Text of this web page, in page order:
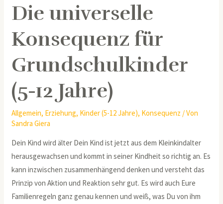
Die universelle
Konsequenz für
Grundschulkinder
(5-12 Jahre)
Allgemein, Erziehung, Kinder (5-12 Jahre), Konsequenz / Von
Sandra Giera
Dein Kind wird älter Dein Kind ist jetzt aus dem Kleinkindalter
herausgewachsen und kommt in seiner Kindheit so richtig an. Es
kann inzwischen zusammenhängend denken und versteht das
Prinzip von Aktion und Reaktion sehr gut. Es wird auch Eure
Familienregeln ganz genau kennen und weiß, was Du von ihm